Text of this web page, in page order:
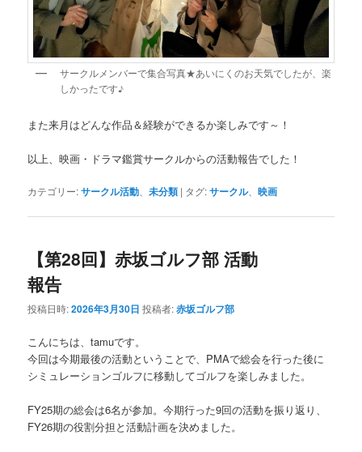
サークルメンバーで集合写真★あいにくのお天気でしたが、楽
しかったです♪
また来月はどんな作品＆経験ができるか楽しみです～！
以上、映画・ドラマ鑑賞サークルからの活動報告でした！
カテゴリー:サークル活動、未分類 | タグ:サークル、映画
【第28回】赤坂ゴルフ部 活動
報告
投稿日時:2026年3月30日 投稿者:赤坂ゴルフ部
こんにちは、tamuです。
今回は今期最後の活動ということで、PMAで総会を行った後に
シミュレーションゴルフに移動してゴルフを楽しみました。
FY25期の総会は6名が参加。今期行った9回の活動を振り返り、
FY26期の役割分担と活動計画を決めました。